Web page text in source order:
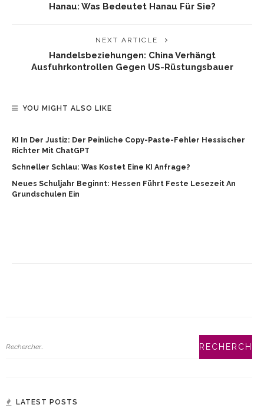
Hanau: Was Bedeutet Hanau Für Sie?
NEXT ARTICLE
Handelsbeziehungen: China Verhängt
Ausfuhrkontrollen Gegen US-Rüstungsbauer
YOU MIGHT ALSO LIKE
KI In Der Justiz: Der Peinliche Copy-Paste-Fehler Hessischer
Richter Mit ChatGPT
Schneller Schlau: Was Kostet Eine KI Anfrage?
Neues Schuljahr Beginnt: Hessen Führt Feste Lesezeit An
Grundschulen Ein
LATEST POSTS